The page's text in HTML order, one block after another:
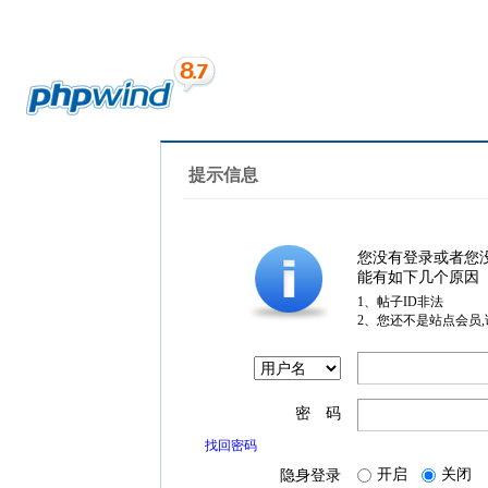
提示信息
您没有登录或者您
能有如下几个原因
1、帖子ID非法
2、您还不是站点会员
密 码
找回密码
隐身登录 开启 关闭